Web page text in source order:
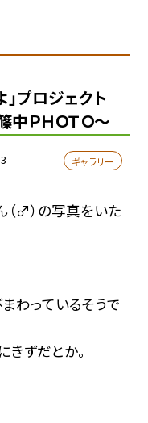
」プロジェクト
ＰＨＯＴＯ〜
ギャラリー
（♂）の写真をいた
わっているそうで
きずだとか。